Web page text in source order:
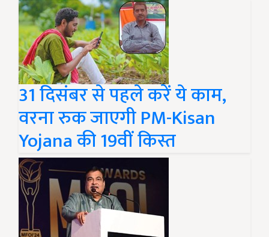
31 दिसंबर से पहले करें ये काम,
वरना रुक जाएगी PM-Kisan
Yojana की 19वीं किस्त